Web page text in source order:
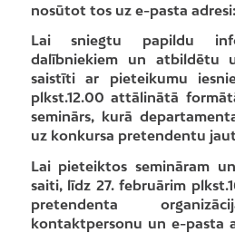
nosūtot tos uz e-pasta adresi:
Lai sniegtu papildu
dalībniekiem un atbildētu
saistīti ar pieteikumu
plkst.12.00 attālinātā
seminārs, kurā
uz konkursa pretendentu
Lai pieteiktos semināram
saiti, līdz 27. februārim
pretendenta
kontaktpersonu un e-pasta